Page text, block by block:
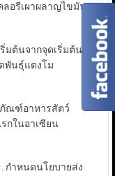
คลอรีเผาผลาญไขมัน
มต้นจากจุดเริ่มต้นที่ดี”
พันธุ์แตงโม
ภัณฑ์อาหารสัตว์
กในอาเซียน
. กำหนดนโยบายส่ง